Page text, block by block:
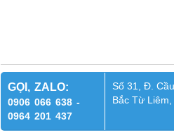
GỌI, ZALO:
0906 066 638 -
0964 201 437
Số 31, Đ.
Bắc Từ